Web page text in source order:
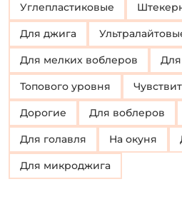
Углепластиковые
Для джига
Для мелких воблеров
Топового уровня
Дорогие Для воблеров
Для голавля на окуня
для микроджига